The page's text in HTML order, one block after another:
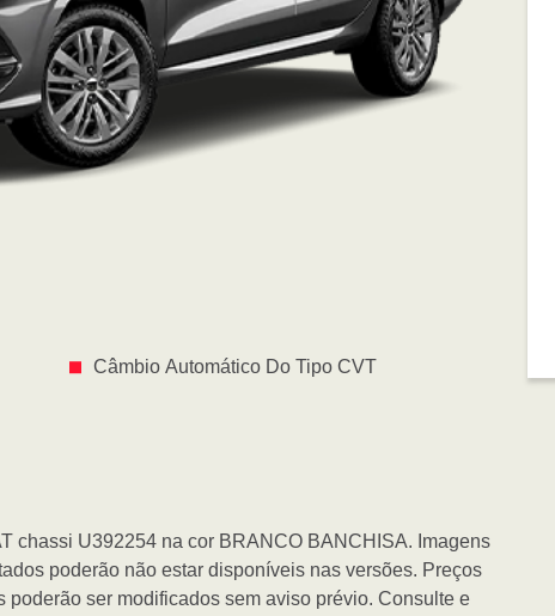
Câmbio Automático Do Tipo CVT
chassi U392254 na cor BRANCO BANCHISA. Imagens
poderão não estar disponíveis nas versões. Preços
ser modificados sem aviso prévio. Consulte e